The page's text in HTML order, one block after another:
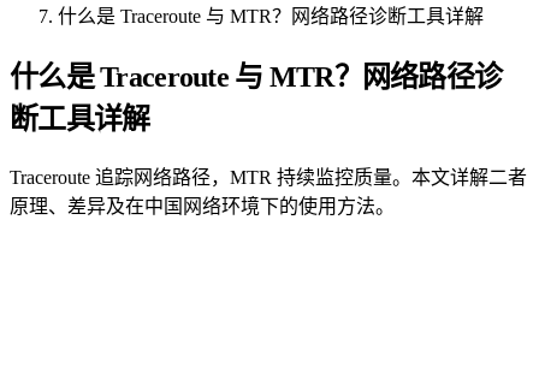
什么是 Traceroute 与 MTR？网络路径诊断工具详解
什么是 Traceroute 与 MTR？网络路径诊
断工具详解
Traceroute 追踪网络路径，MTR 持续监控质量。本文详解二者
原理、差异及在中国网络环境下的使用方法。